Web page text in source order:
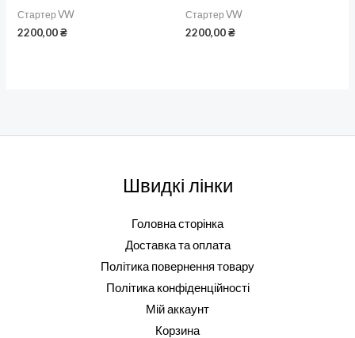
Стартер VW
2200,00₴
Стартер VW
2200,00₴
Швидкі лінки
Головна сторінка
Доставка та оплата
Політика повернення товару
Політика конфіденційності
Мій аккаунт
Корзина